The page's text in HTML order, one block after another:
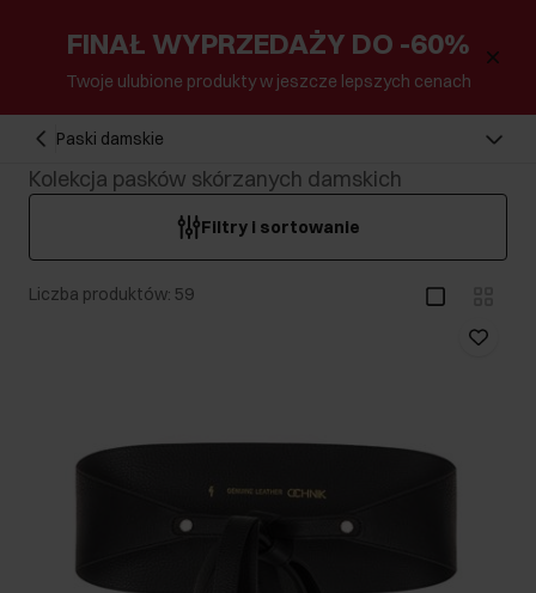
FINAŁ WYPRZEDAŻY DO -60%
Twoje ulubione produkty w jeszcze lepszych cenach
Paski damskie
Kolekcja pasków skórzanych damskich
Filtry i sortowanie
Liczba produktów: 59